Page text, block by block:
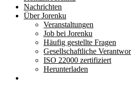
Nachrichten
Über Jorenku
Veranstaltungen
Job bei Jorenku
Häufig gestellte Fragen
Gesellschaftliche
ISO 22000 zertifiziert
Herunterladen